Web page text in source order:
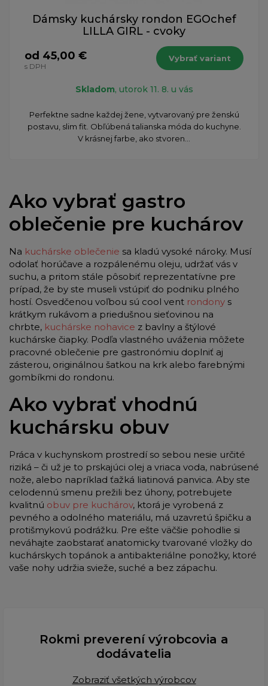
Dámsky kuchársky rondon EGOchef
LILLA GIRL - cvoky
od 45,00 €
s DPH
Vybrať variant
Skladom, utorok 11. 8. u vás
Perfektne sadne každej žene, vytvarovaný pre ženskú
postavu, slim fit. Obľúbená talianska móda do kuchyne.
V krásnej farbe, ako stvoren...
Ako vybrať gastro
oblečenie pre kuchárov
Na kuchárske oblečenie sa kladú vysoké nároky. Musí
odolať horúčave a rozpálenému oleju, udržať vás v
suchu, a pritom stále pôsobiť reprezentatívne pre
prípad, že by ste museli vstúpiť do podniku plného
hostí. Osvedčenou voľbou sú cool vent rondony s
krátkym rukávom a priedušnou sieťovinou na
chrbte, kuchárske nohavice z bavlny a štýlové
kuchárske čiapky. Podľa vlastného uváženia môžete
pracovné oblečenie pre gastronómiu doplniť aj
zásterou, originálnou šatkou na krk alebo farebnými
gombíkmi do rondonu.
Ako vybrať vhodnú
kuchársku obuv
Práca v kuchynskom prostredí so sebou nesie určité
riziká – či už je to prskajúci olej a vriaca voda, nabrúsené
nože, alebo napríklad ťažká liatinová panvica. Aby ste
celodennú smenu prežili bez úhony, potrebujete
kvalitnú obuv pre kuchárov, ktorá je vyrobená z
pevného a odolného materiálu, má uzavretú špičku a
protišmykovú podrážku. Pre ešte väčšie pohodlie si
neváhajte zaobstarať anatomicky tvarované vložky do
kuchárskych topánok a antibakteriálne ponožky, ktoré
vaše nohy udržia svieže, suché a bez zápachu.
Rokmi preverení výrobcovia a
dodávatelia
Zobraziť všetkých výrobcov